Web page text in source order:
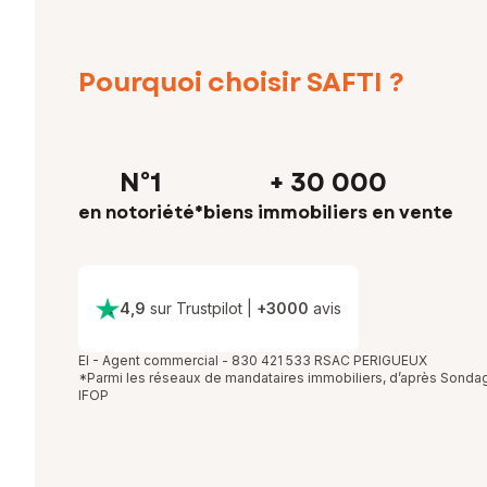
Pourquoi choisir SAFTI ?
N°1
en notoriété*
+ 30 000
biens immobiliers en vente
4,9 sur Trustpilot| +3000 avis
EI - Agent commercial - 830 421 533 RSAC PERIGUEUX
*Parmi les réseaux de mandataires immobiliers, d’après
IFOP